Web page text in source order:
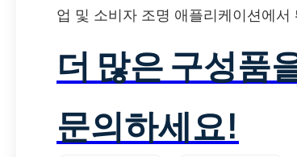
업 및 소비자 조명 애플리케이션에
더 많은 구성품
문의하세요!